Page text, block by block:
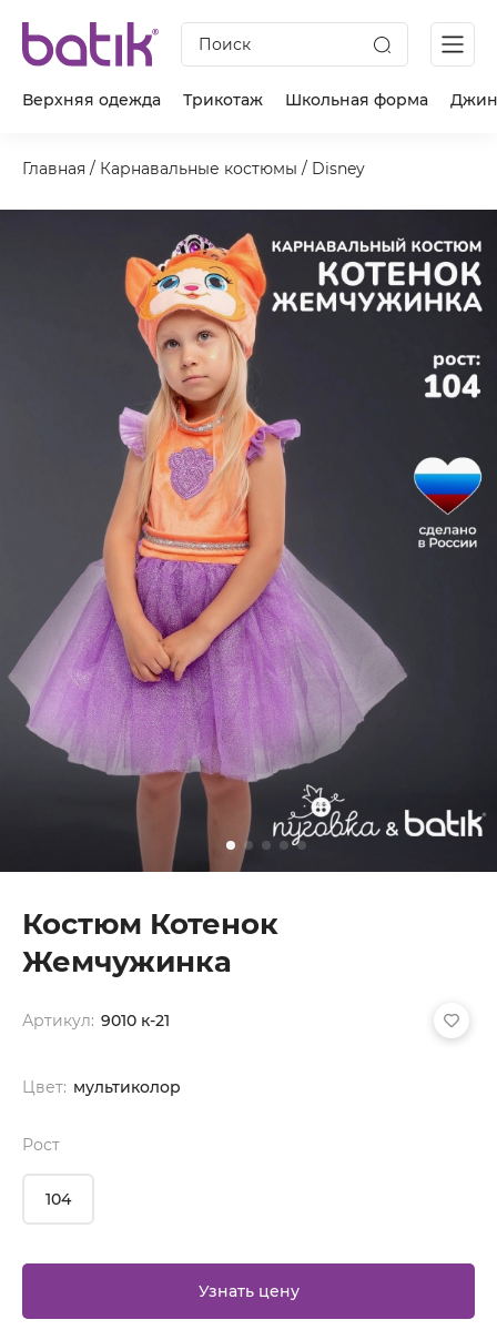
Поиск
Верхняя одежда Трикотаж Школьная форма
Главная / Карнавальные костюмы / Disney
Костюм Котенок
Жемчужинка
Артикул: 9010 к-21
Цвет: мультиколор
Рост
104
Узнать цену